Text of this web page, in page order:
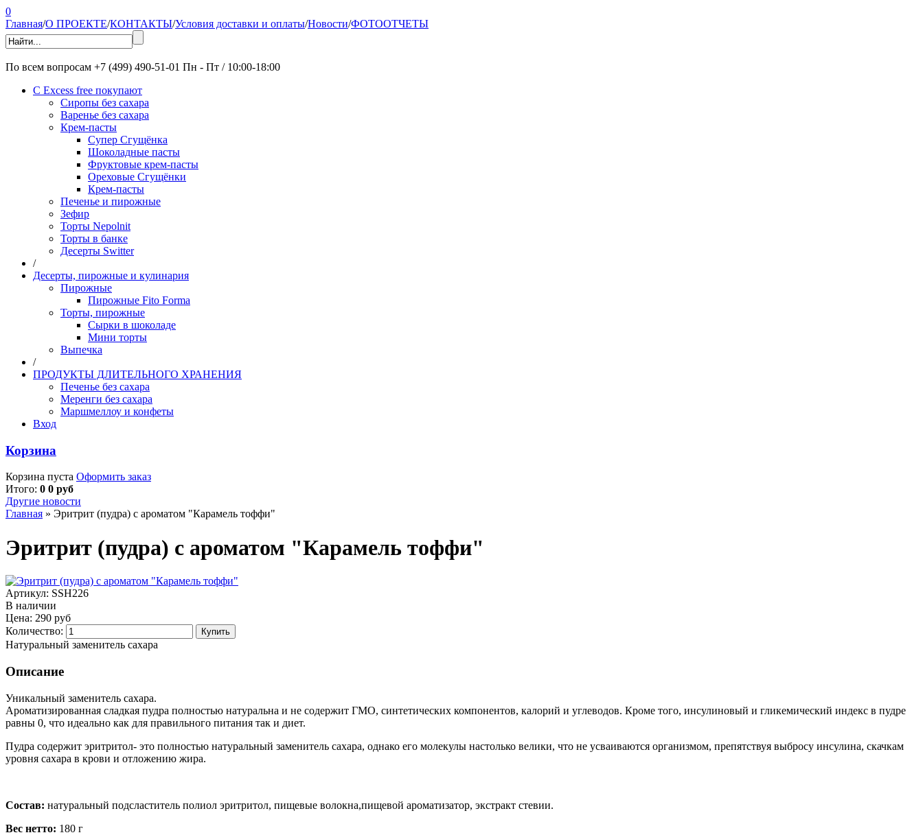
0
Главная/О ПРОЕКТЕ/КОНТАКТЫ/Условия доставки и оплаты/Новости/ФОТООТЧЕТЫ
По всем вопросам +7 (499) 490-51-01 Пн - Пт / 10:00-18:00
С Excess free покупают
Сиропы без сахара
Варенье без сахара
Крем-пасты
Супер Сгущёнка
Шоколадные пасты
Фруктовые крем-пасты
Ореховые Сгущёнки
Крем-пасты
Печенье и пирожные
Зефир
Торты Nepolnit
Торты в банке
Десерты Switter
/
Десерты, пирожные и кулинария
Пирожные
Пирожные Fito Forma
Торты, пирожные
Сырки в шоколаде
Мини торты
Выпечка
/
ПРОДУКТЫ ДЛИТЕЛЬНОГО ХРАНЕНИЯ
Печенье без сахара
Меренги без сахара
Маршмеллоу и конфеты
Вход
Корзина
Корзина пуста Оформить заказ
Итого: 0 0 руб
Другие новости
Главная » Эритрит (пудра) с ароматом "Карамель тоффи"
Эритрит (пудра) с ароматом "Карамель тоффи"
Артикул: SSH226
В наличии
Цена: 290 руб
Количество:
Натуральный заменитель сахара
Описание
Уникальный заменитель сахара.
Ароматизированная сладкая пудра полностью натуральна и не содержит ГМО, синтетических компонентов, калорий и углеводов. Кроме того, инсулиновый и гликемический индекс в пудре
равны 0, что идеально как для правильного питания так и диет.
Пудра содержит эритритол- это полностью натуральный заменитель сахара, однако его молекулы настолько велики, что не усваиваются организмом, препятствуя выбросу инсулина, скачкам
уровня сахара в крови и отложению жира.
Состав: натуральный подсластитель полиол эритритол, пищевые волокна,пищевой ароматизатор, экстракт стевии.
Вес нетто: 180 г